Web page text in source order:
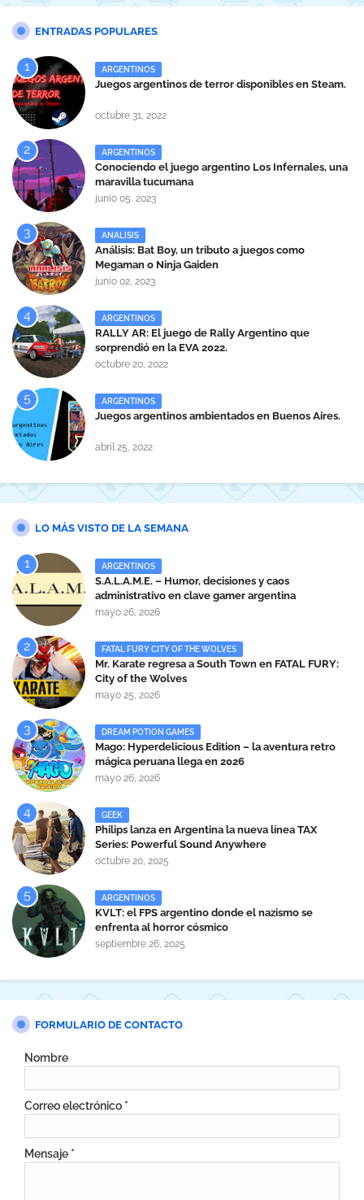
ENTRADAS POPULARES
ARGENTINOS
Juegos argentinos de terror disponibles en Steam.
octubre 31, 2022
ARGENTINOS
Conociendo el juego argentino Los Infernales, una
maravilla tucumana
junio 05, 2023
ANALISIS
Análisis: Bat Boy, un tributo a juegos como
Megaman o Ninja Gaiden
junio 02, 2023
ARGENTINOS
RALLY AR: El juego de Rally Argentino que
sorprendió en la EVA 2022.
octubre 20, 2022
ARGENTINOS
Juegos argentinos ambientados en Buenos Aires.
abril 25, 2022
LO MÁS VISTO DE LA SEMANA
ARGENTINOS
S.A.L.A.M.E. – Humor, decisiones y caos
administrativo en clave gamer argentina
mayo 26, 2026
FATAL FURY CITY OF THE WOLVES
Mr. Karate regresa a South Town en FATAL FURY:
City of the Wolves
mayo 25, 2026
DREAM POTION GAMES
Mago: Hyperdelicious Edition – la aventura retro
mágica peruana llega en 2026
mayo 26, 2026
GEEK
Philips lanza en Argentina la nueva línea TAX
Series: Powerful Sound Anywhere
octubre 20, 2025
ARGENTINOS
KVLT: el FPS argentino donde el nazismo se
enfrenta al horror cósmico
septiembre 26, 2025
FORMULARIO DE CONTACTO
Nombre
Correo electrónico *
Mensaje *